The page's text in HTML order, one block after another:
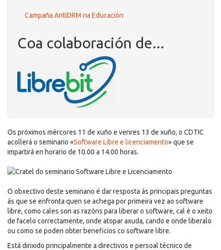
Campaña AntiDRM na Educación
Coa colaboración de...
Os próximos mércores 11 de xuño e venres 13 de xuño, o CDTIC
acollerá o seminario «Software Libre e licenciamento» que se
impartirá en horario de 10.00 a 14.00 horas.
O obxectivo deste seminario é dar resposta ás principais preguntas
ás que se enfronta quen se achega por primeira vez ao software
libre, como cales son as razóns para liberar o software, cal é o xeito
de facelo correctamente, onde atopar axuda, cando e onde liberalo
ou como se poden obter beneficios co software libre.
Está dirixido principalmente a directivos e persoal técnico de